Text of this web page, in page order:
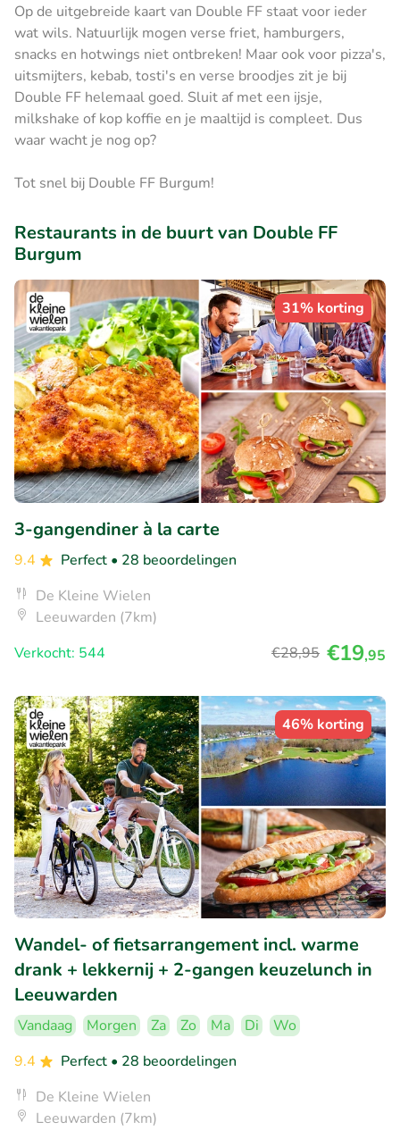
Op de uitgebreide kaart van Double FF staat voor ieder
wat wils. Natuurlijk mogen verse friet, hamburgers,
snacks en hotwings niet ontbreken! Maar ook voor pizza's,
uitsmijters, kebab, tosti's en verse broodjes zit je bij
Double FF helemaal goed. Sluit af met een ijsje,
milkshake of kop koffie en je maaltijd is compleet. Dus
waar wacht je nog op?
Tot snel bij Double FF Burgum!
Restaurants in de buurt van Double FF
Burgum
31% korting
3-gangendiner à la carte
9.4 Perfect • 28 beoordelingen
De Kleine Wielen
Leeuwarden (7km)
Verkocht: 544
€28,95 €19,95
46% korting
Wandel- of fietsarrangement incl. warme
drank + lekkernij + 2-gangen keuzelunch in
Leeuwarden
Vandaag Morgen Za Zo Ma Di
Wo
9.4
Perfect • 28 beoordelingen
De Kleine Wielen
Leeuwarden (7km)